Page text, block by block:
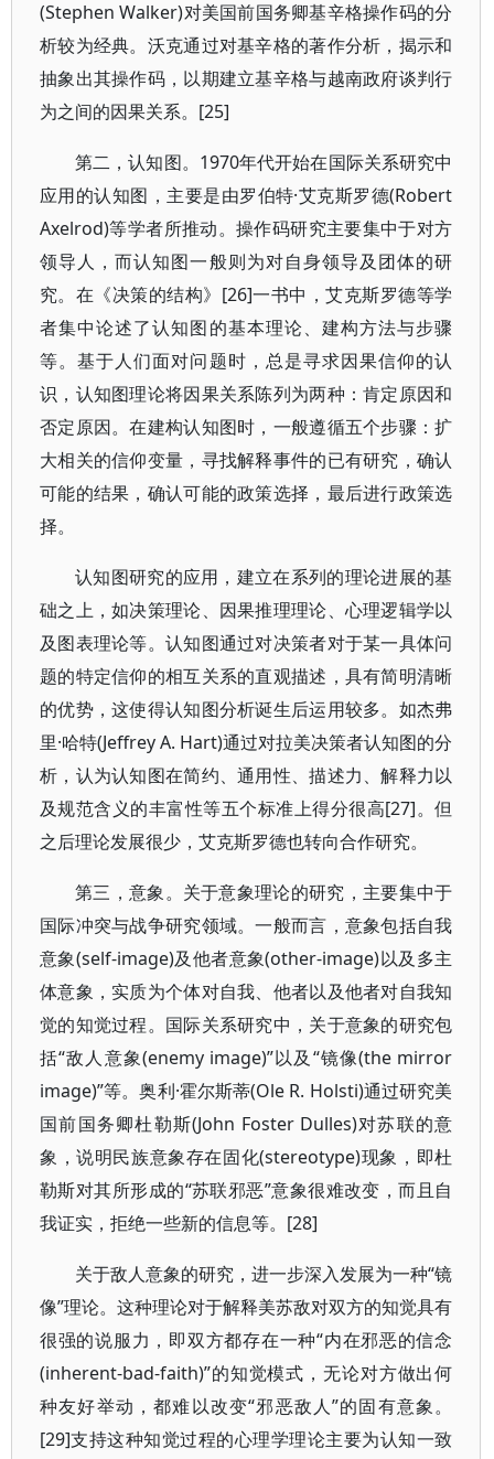
(Stephen Walker)对美国前国务卿基辛格操作码的分
析较为经典。沃克通过对基辛格的著作分析，揭示和
抽象出其操作码，以期建立基辛格与越南政府谈判行
为之间的因果关系。[25]
第二，认知图。1970年代开始在国际关系研究中
应用的认知图，主要是由罗伯特·艾克斯罗德(Robert
Axelrod)等学者所推动。操作码研究主要集中于对方
领导人，而认知图一般则为对自身领导及团体的研
究。在《决策的结构》[26]一书中，艾克斯罗德等学
者集中论述了认知图的基本理论、建构方法与步骤
等。基于人们面对问题时，总是寻求因果信仰的认
识，认知图理论将因果关系陈列为两种：肯定原因和
否定原因。在建构认知图时，一般遵循五个步骤：扩
大相关的信仰变量，寻找解释事件的已有研究，确认
可能的结果，确认可能的政策选择，最后进行政策选
择。
认知图研究的应用，建立在系列的理论进展的基
础之上，如决策理论、因果推理理论、心理逻辑学以
及图表理论等。认知图通过对决策者对于某一具体问
题的特定信仰的相互关系的直观描述，具有简明清晰
的优势，这使得认知图分析诞生后运用较多。如杰弗
里·哈特(Jeffrey A. Hart)通过对拉美决策者认知图的分
析，认为认知图在简约、通用性、描述力、解释力以
及规范含义的丰富性等五个标准上得分很高[27]。但
之后理论发展很少，艾克斯罗德也转向合作研究。
第三，意象。关于意象理论的研究，主要集中于
国际冲突与战争研究领域。一般而言，意象包括自我
意象(self-image)及他者意象(other-image)以及多主
体意象，实质为个体对自我、他者以及他者对自我知
觉的知觉过程。国际关系研究中，关于意象的研究包
括“敌人意象(enemy image)”以及“镜像(the mirror
image)”等。奥利·霍尔斯蒂(Ole R. Holsti)通过研究美
国前国务卿杜勒斯(John Foster Dulles)对苏联的意
象，说明民族意象存在固化(stereotype)现象，即杜
勒斯对其所形成的“苏联邪恶”意象很难改变，而且自
我证实，拒绝一些新的信息等。[28]
关于敌人意象的研究，进一步深入发展为一种“镜
像”理论。这种理论对于解释美苏敌对双方的知觉具有
很强的说服力，即双方都存在一种“内在邪恶的信念
(inherent-bad-faith)”的知觉模式，无论对方做出何
种友好举动，都难以改变“邪恶敌人”的固有意象。
[29]支持这种知觉过程的心理学理论主要为认知一致